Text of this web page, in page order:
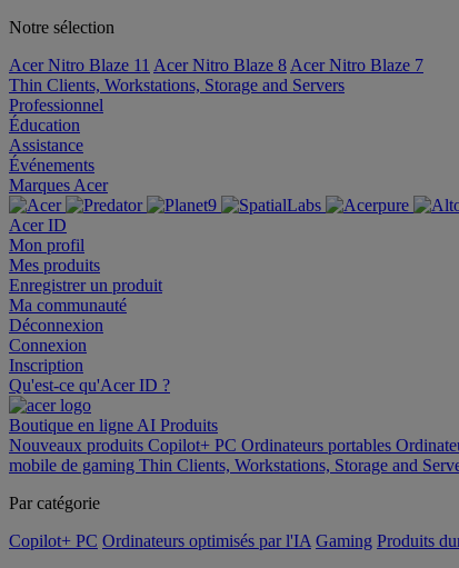
Notre sélection
Acer Nitro Blaze 11 Acer Nitro Blaze 8 Acer Nitro Blaze 7
Thin Clients, Workstations, Storage and Servers
Professionnel
Éducation
Assistance
Événements
Marques Acer
Acer ID
Mon profil
Mes produits
Enregistrer un produit
Ma communauté
Déconnexion
Connexion
Inscription
Qu'est-ce qu'Acer ID ?
Boutique en ligne AI Produits
Nouveaux produits Copilot+ PC Ordinateurs portables
mobile de gaming Thin Clients, Workstations, Storage and
Par catégorie
Copilot+ PC Ordinateurs optimisés par l'IA Gaming Produits